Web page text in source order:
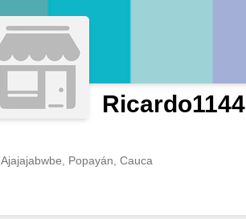
Ricardo1144
Ajajajabwbe, Popayán, Cauca